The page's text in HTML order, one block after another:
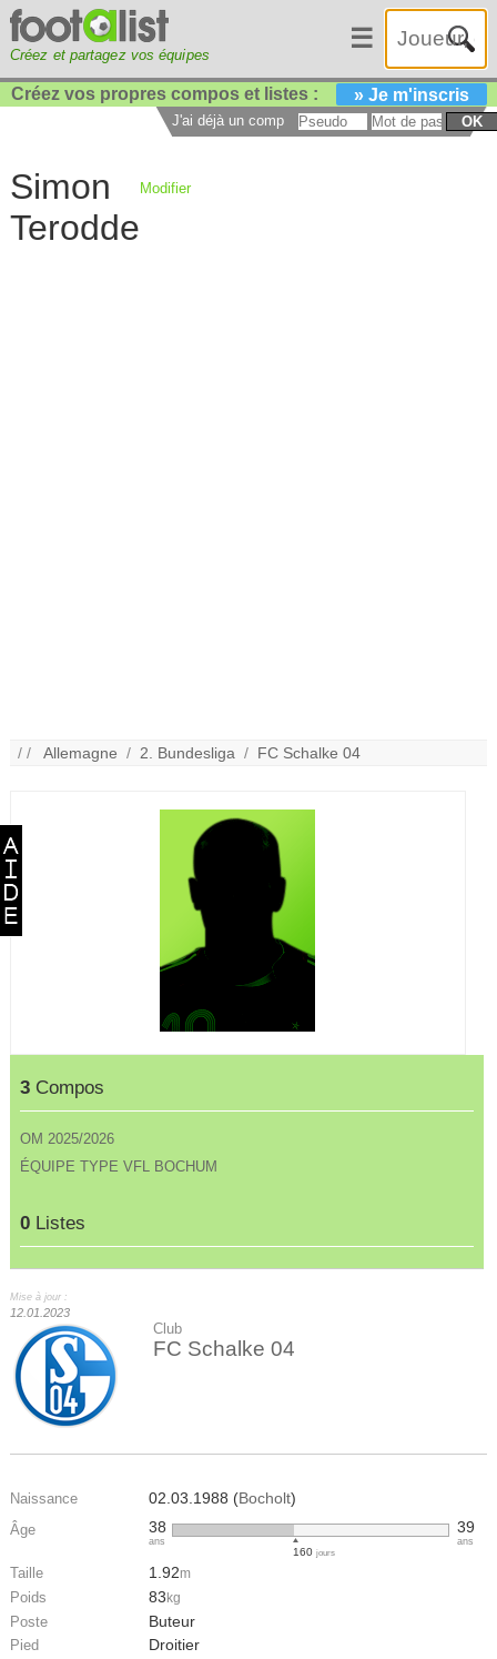
Créez et partagez vos équipes
☰
Créez vos propres compos et listes : » Je m'inscris
J'ai déjà un compte : OK
Simon
Terodde
Modifier
/ /Allemagne /2. Bundesliga / FC Schalke 04
3 Compos
OM 2025/2026
ÉQUIPE TYPE VFL BOCHUM
0 Listes
Mise à jour :
12.01.2023
Club
FC Schalke 04
Naissance 02.03.1988 (Bocholt)
Âge 38
ans
160 jours
39
ans
Taille 1.92m
Poids 83 kg
Poste Buteur
Pied Droitier